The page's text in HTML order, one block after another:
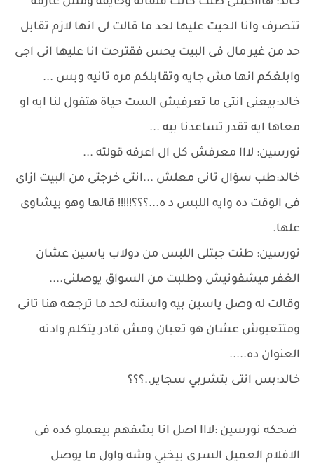
تتصرف وانا الحيت عليها لحد ما قالت لى انها لازم تقابل
حد من غير مال فى البيت يحس فقترحت انا عليها انى اجى
وابلغكم انها مش جايه وتقابلكم مره تانيه وبس ...
خالد:بيعنى انتى ما تعرفيش الست حياة هتقول لنا ايه او
معاها ايه تقدر تساعدنا بيه ...
نورسين: لااا معرفش كل ال اعرفه قولته ...
خالد:طب سؤال تانى معلش ...انتى خرجتى من البيت ازاى
فى الوقت ده وايه اللبس د ه...؟؟؟!!!!! قالها وهو بيشاوى
علها.
نورسين: طنت جبتلى اللبس من دولاب ياسين عشان
الغفر ميشفونيش وطلبت من السواق يوصلنى....
وقالت له وصل ياسين بيه واستنه لحد ما ترجعه هنا تانى
ومتتعبوش عشان هو تعبان ومش قادر يتكلم وادته
العنوان ده.....
خالد:بس انتى بتشربي سجاير..؟؟؟
ضحكه نورسين :لااا اصل انا بشفهم بيعملو كده فى
الافلام العميل السرى بيخبي وشه واول ما يوصل